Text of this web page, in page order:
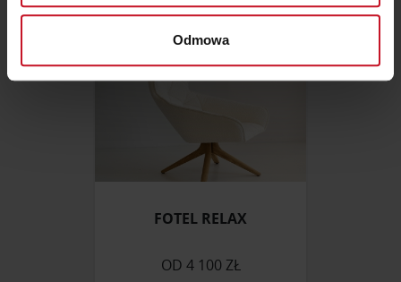
Dowiedz się więcej odnośnie tego, jak Twoje osobiste
dane są przetwarzane oraz ustaw własne preferencje w
zmienić lub wycofać swoją zgodę w dowolnej chwili.
i reklam, aby oferować funkcje społecznościowe i
analizować ruch w naszej witrynie. Informacje o tym, jak
korzystasz z naszej witryny, udostępniamy partnerom
korzystania z ich usług.
Odmowa
FOTEL RELAX
OD 4 100 ZŁ